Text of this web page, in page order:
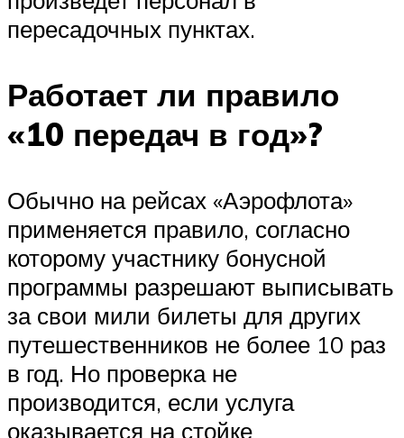
пересадочных пунктах.
Работает ли правило
«10 передач в год»?
Обычно на рейсах «Аэрофлота»
применяется правило, согласно
которому участнику бонусной
программы разрешают выписывать
за свои мили билеты для других
путешественников не более 10 раз
в год. Но проверка не
производится, если услуга
оказывается на стойке